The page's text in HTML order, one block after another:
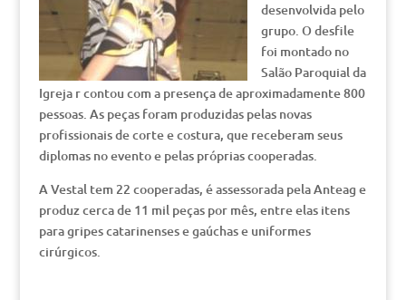
desenvolvida pelo
grupo. O desfile
foi montado no
Salão Paroquial da
Igreja r contou com a presença de aproximadamente 800
pessoas. As peças foram produzidas pelas novas
profissionais de corte e costura, que receberam seus
diplomas no evento e pelas próprias cooperadas.
A Vestal tem 22 cooperadas, é assessorada pela Anteag e
produz cerca de 11 mil peças por mês, entre elas itens
para gripes catarinenses e gaúchas e uniformes
cirúrgicos.